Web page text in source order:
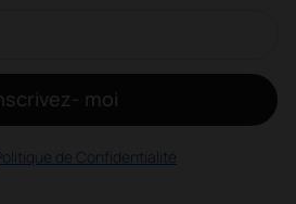
moi
de Confidentialité